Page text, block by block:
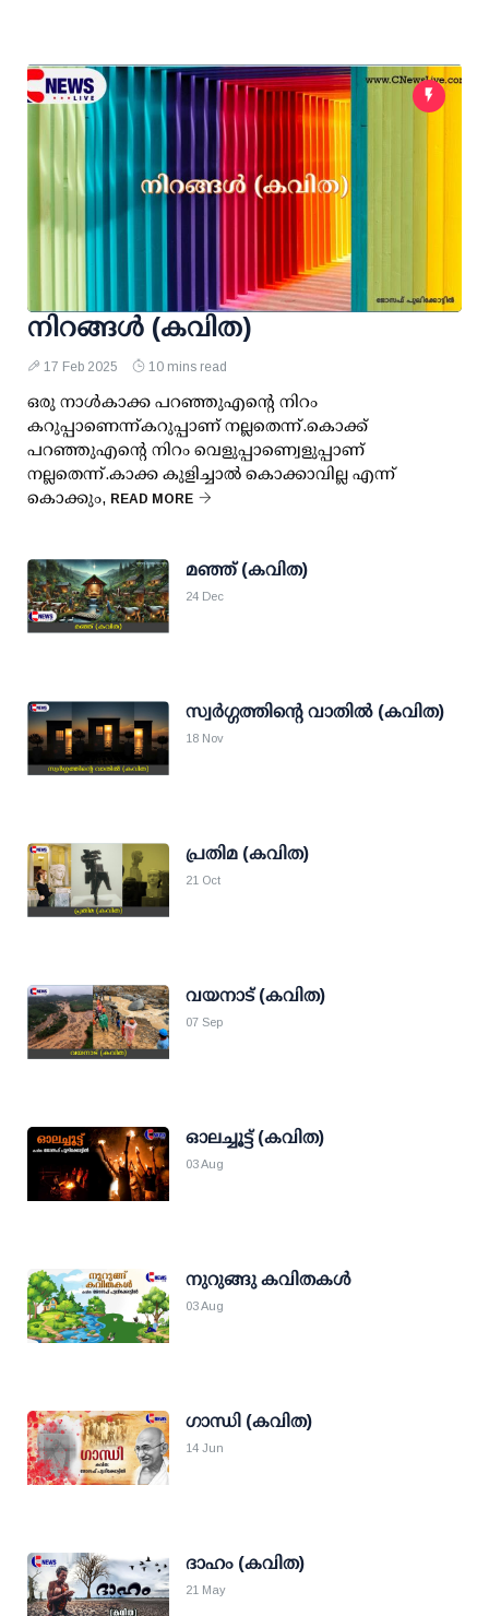
നിറങ്ങൾ (കവിത)
17 Feb 2025 10 mins read
ഒരു നാൾകാക്ക പറഞ്ഞുഎൻ്റെ നിറം
കറുപ്പാണെന്ന്കറുപ്പാണ് നല്ലതെന്ന്.കൊക്ക്
പറഞ്ഞുഎൻ്റെ നിറം വെളുപ്പാണ്വെളുപ്പാണ്
നല്ലതെന്ന്.കാക്ക കുളിച്ചാൽ കൊക്കാവില്ല എന്ന്
കൊക്കും, READ MORE
മഞ്ഞ് (കവിത)
24 Dec
സ്വർഗ്ഗത്തിൻ്റെ വാതിൽ (കവിത)
18 Nov
പ്രതിമ (കവിത)
21 Oct
വയനാട് (കവിത)
07 Sep
ഓലച്ചൂട്ട് (കവിത)
03 Aug
നുറുങ്ങു കവിതകൾ
03 Aug
ഗാന്ധി (കവിത)
14 Jun
ദാഹം (കവിത)
21 May